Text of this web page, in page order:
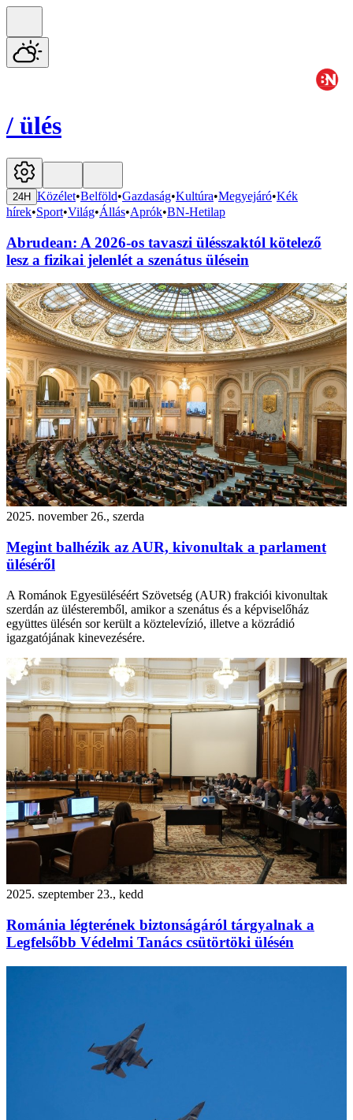
/ ülés
24H Közélet•Belföld•Gazdaság•Kultúra•Megyejáró•Kék
hírek•Sport•Világ•Állás•Aprók•BN-Hetilap
Abrudean: A 2026-os tavaszi ülésszaktól kötelező
lesz a fizikai jelenlét a szenátus ülésein
2025. november 26., szerda
Megint balhézik az AUR, kivonultak a parlament
üléséről
A Románok Egyesüléséért Szövetség (AUR) frakciói kivonultak
szerdán az ülésteremből, amikor a szenátus és a képviselőház
együttes ülésén sor került a köztelevízió, illetve a közrádió
igazgatójának kinevezésére.
2025. szeptember 23., kedd
Románia légterének biztonságáról tárgyalnak a
Legfelsőbb Védelmi Tanács csütörtöki ülésén